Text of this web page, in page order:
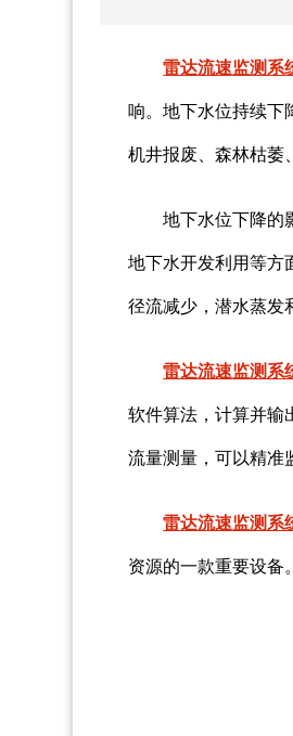
雷达流速监测系
响。地下水位持续下
机井报废、森林枯萎
地下水位下降的
地下水开发利用等方
径流减少，潜水蒸发
雷达流速监测系
软件算法，计算并输
流量测量，可以精准
雷达流速监测系
资源的一款重要设备。